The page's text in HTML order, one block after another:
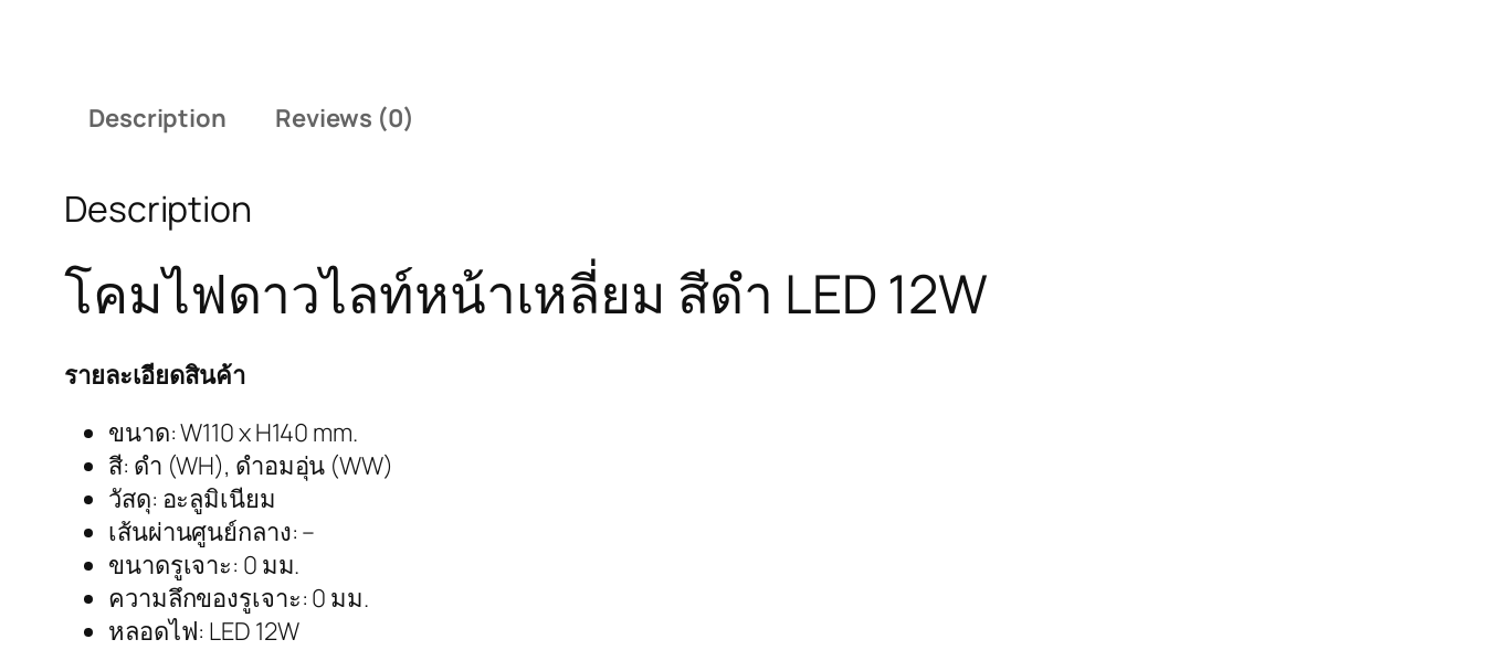
Description Reviews (0)
Description
โคมไฟดาวไลท์หน้าเหลี่ยม สีดำ LED 12W
รายละเอียดสินค้า
ขนาด: W110 x H140 mm.
สี: ดำ (WH), ดำอมอุ่น (WW)
วัสดุ: อะลูมิเนียม
เส้นผ่านศูนย์กลาง: –
ขนาดรูเจาะ: 0 มม.
ความลึกของรูเจาะ: 0 มม.
หลอดไฟ: LED 12W